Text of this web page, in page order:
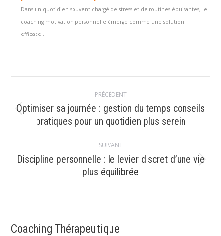
Dans un quotidien souvent chargé de stress et de routines épuisantes, le
coaching motivation personnelle émerge comme une solution
efficace...
article
PRÉCÉDENT
Article
précédent
Optimiser sa journée : gestion du temps conseils
pratiques pour un quotidien plus serein
SUIVANT
Article
suivant
Discipline personnelle : le levier discret d’une vie
plus équilibrée
Coaching Thérapeutique